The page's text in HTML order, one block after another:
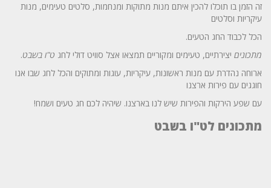
זה הזמן בו תוכלו להכין איתם מנות מתוקות ומנחמות, סלטים טעימים, מנות
עיקריות וסלטים
הכל לכבוד החג הטעים.
מתכונים יצירתיים, טעימים ומקוריים תמצאו אצל סוויט דולי לחג ט"ו בשבט.
ארוחה נהדרת עם מנות ראשונות, עיקריות, עוגות ומתוקים והכל לחג שבו אנו
חוגגים עם פירות ארצנו
עם שפע הירקות והפירות שיש לנו בארצנו. שיהיה לכם חג טעים ושמח!
מתכונים לט"ו בשבט